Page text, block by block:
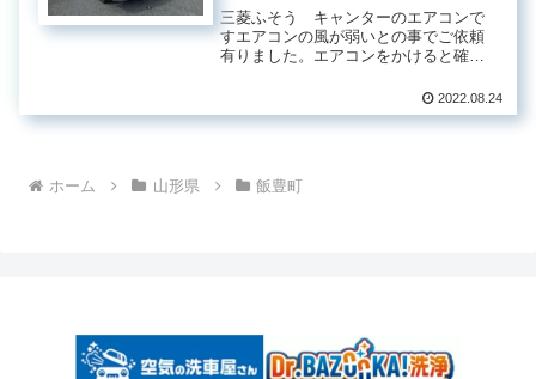
車）
三菱ふそう キャンターのエアコンで
すエアコンの風が弱いとの事でご依頼
有りました。エアコンをかけると確か
ニオイも・・・最近の車には、ほとん
どエアコンフィルターが装着されてい
2022.08.24
ホーム 山形県 飯豊町